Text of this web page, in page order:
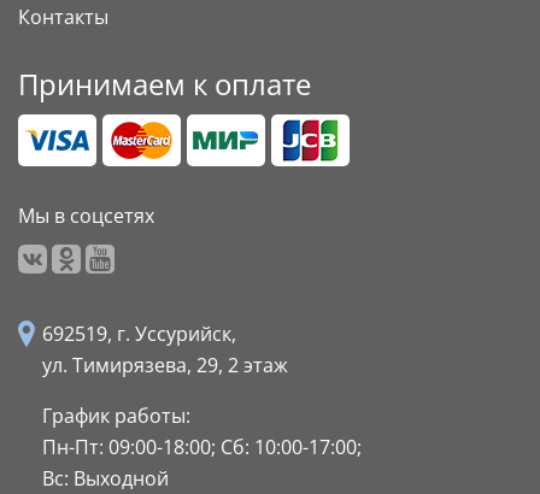
Контакты
Принимаем к оплате
Мы в соцсетях
692519, г. Уссурийск,
ул. Тимирязева, 29, 2 этаж
График работы:
Пн-Пт: 09:00-18:00; Сб: 10:00-17:00;
Вс: Выходной